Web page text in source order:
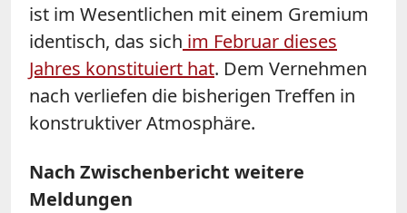
ist im Wesentlichen mit einem Gremium
identisch, das sich im Februar dieses
Jahres konstituiert hat. Dem Vernehmen
nach verliefen die bisherigen Treffen in
konstruktiver Atmosphäre.
Nach Zwischenbericht weitere
Meldungen